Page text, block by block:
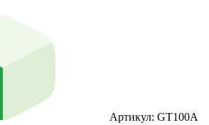
Артикул: GT100A